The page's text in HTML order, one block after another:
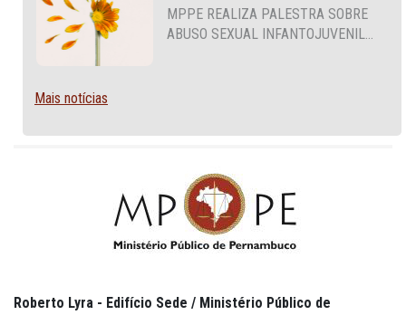
MPPE REALIZA PALESTRA SOBRE
ABUSO SEXUAL INFANTOJUVENIL
Mais notícias
Roberto Lyra - Edifício Sede / Ministério Público de